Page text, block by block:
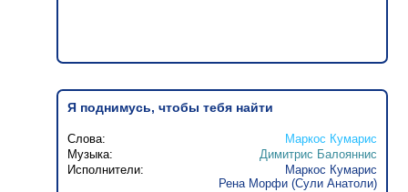
Я поднимусь, чтобы тебя найти
Слова:
Маркос Кумарис
Музыка:
Димитрис Балояннис
Исполнители:
Маркос Кумарис
Рена Морфи (Сули Анатоли)